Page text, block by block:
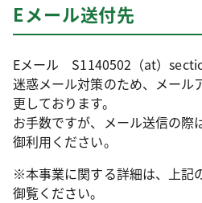
Eメール送付先
Eメール S1140502（at）
迷惑メール対策のため、メール
更しております。
お手数ですが、メール送信の際
御利用ください。
※本事業に関する詳細は、上記
御覧ください。